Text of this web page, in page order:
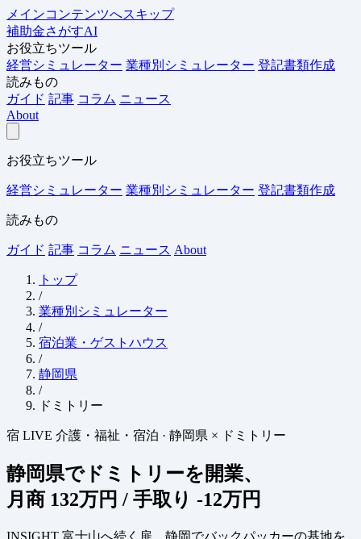
メインコンテンツへスキップ
補助金さがすAI
お役立ちツール
経営シミュレーター 業種別シミュレーター 登記書類作成
読みもの
ガイド 記事 コラム ニュース
About
お役立ちツール
経営シミュレーター 業種別シミュレーター 登記書類作成
読みもの
ガイド 記事 コラム ニュース About
トップ
/
業種別シミュレーター
/
宿泊業・ゲストハウス
/
静岡県
/
ドミトリー
宿 LIVE 介護・福祉・宿泊 · 静岡県 × ドミトリー
静岡県でドミトリーを開業、
月商 132万円 / 手取り -12万円
INSIGHT 富士山へ続く扉、静岡でバックパッカーの基地を